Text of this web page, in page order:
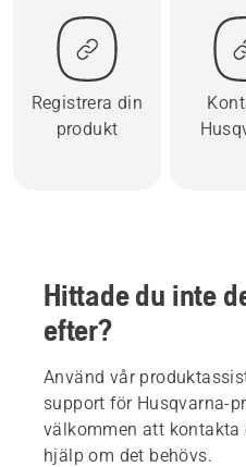
Registrera din
produkt
Hittade du inte
efter?
Använd vår
support för Husqvarna-
välkommen att
hjälp om det behövs.